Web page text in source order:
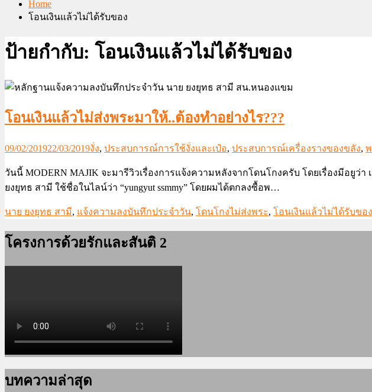
Home
โอนเงินแล้วไม่ได้รับของ
ป้ายกำกับ: โอนเงินแล้วไม่ได้รับของ
โอนเงินแล้วไม่ส่งพระมาให้..ต้องทำอย่างไร???
09/02/201922/03/2019งั่ง, ประสบการณ์การใช้งั่งและเป๋อ, ประสบการณ์เครื่องรางของขลัง,
วันนี้ MODERN MAJIK จะมารีวิวเรื่องการแจ้งความหลังจากโดนโกงครับ โดยเรื่องมีอยู
ยงยุทธ สามี ใช้ชื่อในไลน์ว่า “yungyut ssmmy” โดยผมได้ตกลงซื้อพ…
นาย ยงยุทธ สามี, แจ้งความลงบันทึกประจำวัน, โดนโกงไม่ส่งพระ, โอนเงินแล้วไม่ได้รับของ
โครงการด้วยรักและสันติ 2
บทความล่าสุด